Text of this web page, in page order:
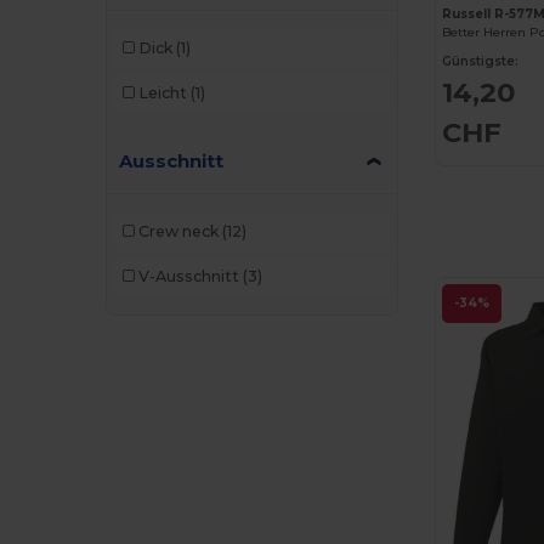
Tiger (1)
Tombo (6)
Dick (1)
Leicht (1)
Ausschnitt
Crew neck (12)
V-Ausschnitt (3)
Russell R-
Better Herren
Günstigste:
14,20
CHF
-34%